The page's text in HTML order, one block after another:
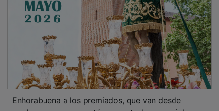
grandes empresas a autónomos, todos esenciales en